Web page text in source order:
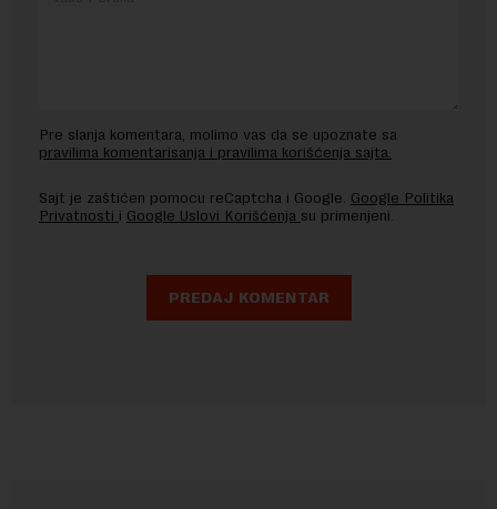
Pre slanja komentara, molimo vas da se upoznate sa
pravilima komentarisanja i pravilima korišćenja sajta.
Sajt je zaštićen pomocu reCaptcha i Google. Google Politika
Privatnosti i Google Uslovi Korišćenja su primenjeni.